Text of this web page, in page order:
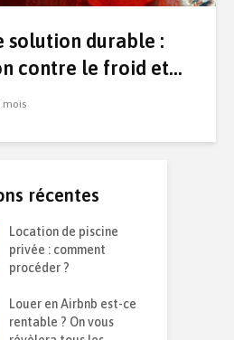
solution durable :
contre le froid et...
mois
récentes
Location de piscine
privée : comment
procéder ?
Louer en Airbnb est-ce
rentable ? On vous